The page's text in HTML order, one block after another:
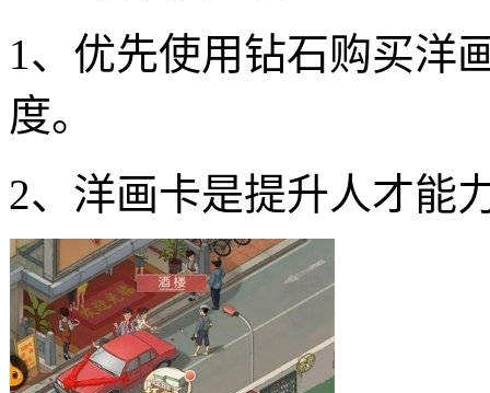
1、优先使用钻石购买洋
度。
2、洋画卡是提升人才能